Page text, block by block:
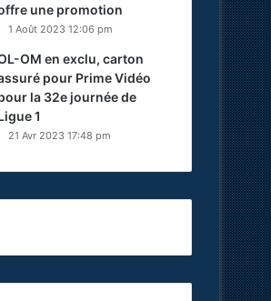
une promotion
1 Août 2023 12:06 pm
OM en exclu, carton
pour Prime Vidéo
la 32e journée de
1
21 Avr 2023 17:48 pm